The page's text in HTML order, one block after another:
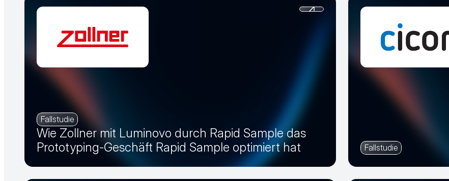
Fallstudie
Wie Zollner mit Luminovo durch Rapid Sample das
Prototyping-Geschäft Rapid Sample optimiert hat
Fallstudie